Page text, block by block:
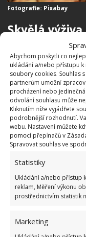
Abychom poskytli co
ukládání a/nebo přístupu
soubory cookies. Souhlas
partnerům umožní
procházení nebo
odvolání souhlasu může
Kliknutím níže vyjádřete
podrobnější rozhodnutí.
webu. Nastavení můžete
pomocí přepínačů v
Spravovat souhlas ve
Statistiky
Ukládání a/nebo přístup
reklam, Měření výkonu
prostřednictvím statistik
Marketing
Fotografie: Pixabay
Skvělá
Toto přírodní
potřebné látky, a
hmyzem.
zamezit
rády živí na
přítomnost také
tvorbě mikrobů v
účinně
tak škodlivých
Toto byste měli
rozdíly.Vaše